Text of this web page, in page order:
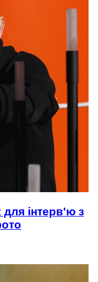
для інтерв'ю з